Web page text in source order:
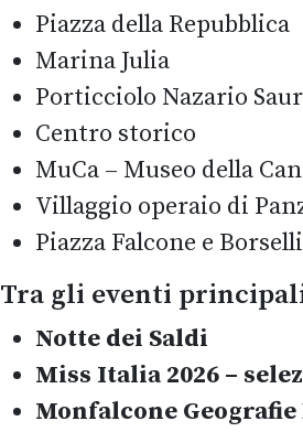
Piazza della Repubblica
Marina Julia
Porticciolo Nazario
Centro storico
MuCa – Museo della
Villaggio operaio di
Piazza Falcone e
Tra gli eventi
Notte dei Saldi
Miss Italia 2026 –
Monfalcone Geografie